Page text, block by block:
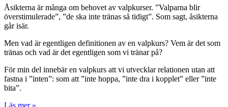
Åsikterna är många om behovet av valpkurser. ”Valparna blir
överstimulerade”, ”de ska inte tränas så tidigt”. Som sagt, åsikterna
går isär.
Men vad är egentligen definitionen av en valpkurs? Vem är det som
tränas och vad är det egentligen som vi tränar på?
För min del innebär en valpkurs att vi utvecklar relationen utan att
fastna i ”inten”: som att ”inte hoppa, ”inte dra i kopplet” eller ”inte
bita”.
Läs mer »